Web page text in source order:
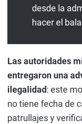
desde la
hacer el
Las autoridades
entregaron una
ilegalidad: este
no tiene fecha de
patrullajes y